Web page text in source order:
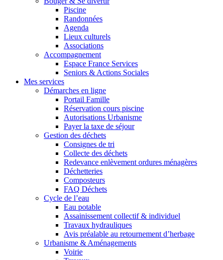
Piscine
Randonnées
Agenda
Lieux culturels
Associations
Accompagnement
Espace France Services
Seniors & Actions Sociales
Mes services
Démarches en ligne
Portail Famille
Réservation cours piscine
Autorisations Urbanisme
Payer la taxe de séjour
Gestion des déchets
Consignes de tri
Collecte des déchets
Redevance enlèvement ordures ménagères
Déchetteries
Composteurs
FAQ Déchets
Cycle de l’eau
Eau potable
Assainissement collectif & individuel
Travaux hydrauliques
Avis préalable au retournement d’herbage
Urbanisme & Aménagements
Voirie